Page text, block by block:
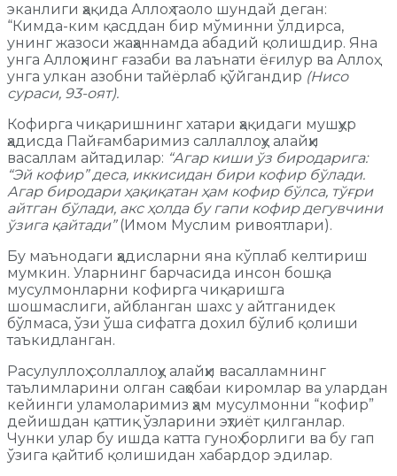
эканлиги ҳақида Аллоҳ таоло шундай деган:
“Кимда-ким қасддан бир мўминни ўлдирса,
унинг жазоси жаҳаннамда абадий қолишдир. Яна
унга Аллоҳнинг ғазаби ва лаънати ёғилур ва Аллоҳ
унга улкан азобни тайёрлаб қўйгандир (Нисо
сураси, 93-оят).
Кофирга чиқаришнинг хатари ҳақидаги мушҳур
ҳадисда Пайғамбаримиз саллаллоҳу алайҳи
васаллам айтадилар: “Агар киши ўз биродарига:
“Эй кофир” деса, иккисидан бири кофир бўлади.
Агар биродари ҳақиқатан ҳам кофир бўлса, тўғри
айтган бўлади, акс ҳолда бу гапи кофир дегувчини
ўзига қайтади”(Имом Муслим ривоятлари).
Бу маънодаги ҳадисларни яна кўплаб келтириш
мумкин. Уларнинг барчасида инсон бошқа
мусулмонларни кофирга чиқаришга
шошмаслиги, айбланган шахс у айтганидек
бўлмаса, ўзи ўша сифатга дохил бўлиб қолиши
таъкидланган.
Расулуллоҳ соллаллоҳу алайҳи васалламнинг
таълимларини олган саҳобаи киромлар ва улардан
кейинги уламоларимиз ҳам мусулмонни “кофир”
дейишдан қаттиқ ўзларини эҳтиёт қилганлар.
Чунки улар бу ишда катта гуноҳ борлиги ва бу гап
ўзига қайтиб қолишидан хабардор эдилар.